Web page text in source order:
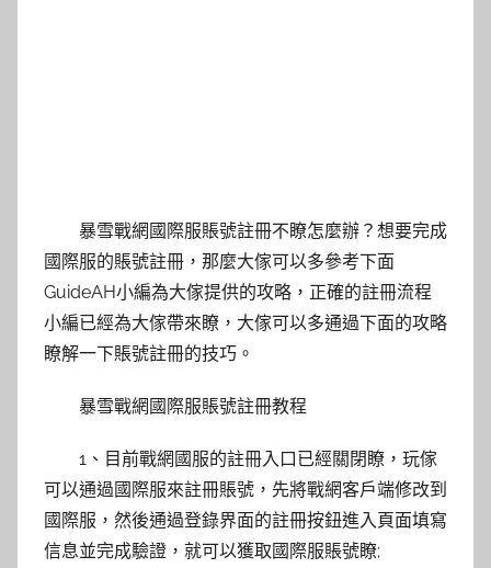
暴雪戰網國際服賬號註冊不瞭怎麼辦？想要完成
國際服的賬號註冊，那麼大傢可以多參考下面
GuideAH小編為大傢提供的攻略，正確的註冊流程
小編已經為大傢帶來瞭，大傢可以多通過下面的攻略
瞭解一下賬號註冊的技巧。
暴雪戰網國際服賬號註冊教程
1、目前戰網國服的註冊入口已經關閉瞭，玩傢
可以通過國際服來註冊賬號，先將戰網客戶端修改到
國際服，然後通過登錄界面的註冊按鈕進入頁面填寫
信息並完成驗證，就可以獲取國際服賬號瞭;